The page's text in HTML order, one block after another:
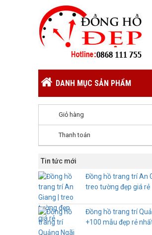
DANH MỤC SẢN PHẨM
Giỏ hàng
Thanh toán
Tin tức mới
Đồng hồ trang trí An
treo tường đẹp giá rẻ
Đồng hồ trang trí
+100 mẫu đẹp rẻ